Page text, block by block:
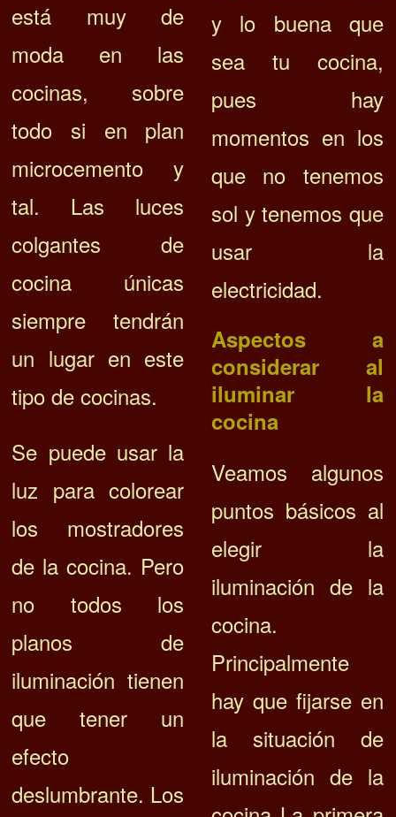
está muy de
moda en las
cocinas, sobre
todo si en plan
microcemento y
tal. Las luces
colgantes de
cocina únicas
siempre tendrán
un lugar en este
tipo de cocinas.
Se puede usar la
luz para colorear
los mostradores
de la cocina. Pero
no todos los
planos de
iluminación tienen
que tener un
efecto
deslumbrante. Los
y lo buena que
sea tu cocina,
pues hay
momentos en los
que no tenemos
sol y tenemos que
usar la
electricidad.
Aspectos a
considerar al
iluminar la
cocina
Veamos algunos
puntos básicos al
elegir la
iluminación de la
cocina.
Principalmente
hay que fijarse en
la situación de
iluminación de la